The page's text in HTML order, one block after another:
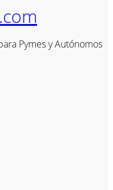
Pymes y Autónomos